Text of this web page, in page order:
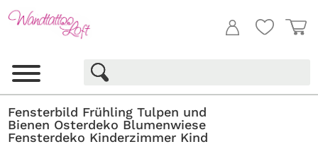
Fensterbild Frühling Tulpen und
Bienen Osterdeko Blumenwiese
Fensterdeko Kinderzimmer Kind